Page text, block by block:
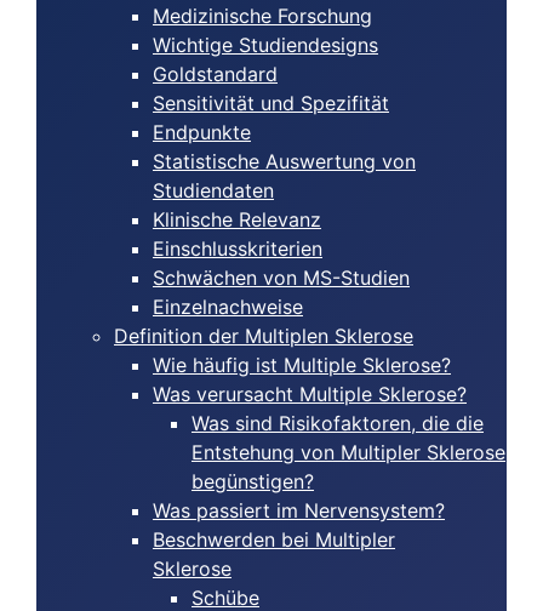
Medizinische Forschung
Wichtige Studiendesigns
Goldstandard
Sensitivität und Spezifität
Endpunkte
Statistische Auswertung von
Studiendaten
Klinische Relevanz
Einschlusskriterien
Schwächen von MS-Studien
Einzelnachweise
Definition der Multiplen Sklerose
Wie häufig ist Multiple Sklerose?
Was verursacht Multiple Sklerose?
Was sind Risikofaktoren, die die
Entstehung von Multipler Sklerose
begünstigen?
Was passiert im Nervensystem?
Beschwerden bei Multipler
Sklerose
Schübe